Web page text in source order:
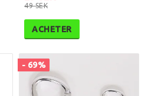
49 SEK
ACHETER
- 69%